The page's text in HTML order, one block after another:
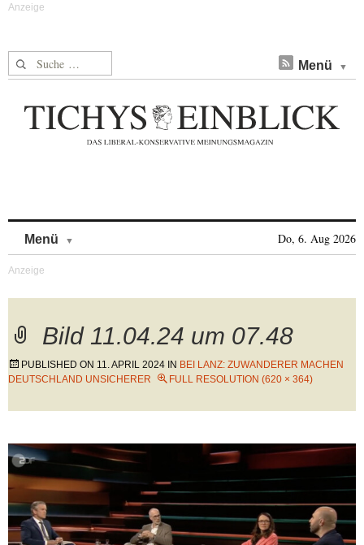
Suche nach: Menü
Menü Do, 6. Aug 2026
Bild 11.04.24 um 07.48
PUBLISHED ON 11. APRIL 2024 IN BEI LANZ: ZUWANDERER MACHEN
DEUTSCHLAND UNSICHERER
FULL RESOLUTION (620 × 364)